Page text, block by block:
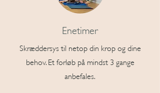
Enetimer
Skræddersys til netop din krop og dine
behov. Et forløb på mindst 3 gange
anbefales.